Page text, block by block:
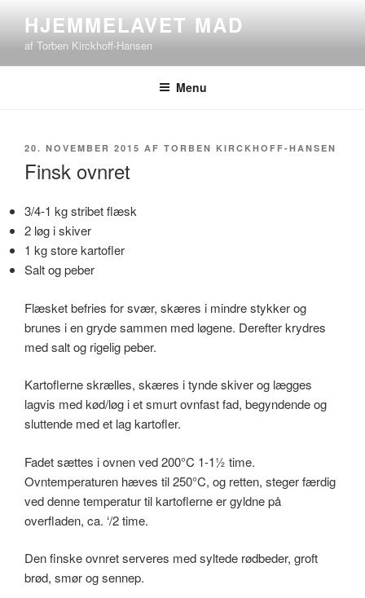
indhold
HJEMMELAVET MAD
af Torben Kirckhoff-Hansen
Menu
UDGIVET
20. NOVEMBER 2015 AF TORBEN KIRCKHOFF-HANSEN
Finsk ovnret
3/4-1 kg stribet flæsk
2 løg i skiver
1 kg store kartofler
Salt og peber
Flæsket befries for svær, skæres i mindre stykker og
brunes i en gryde sammen med løgene. Derefter krydres
med salt og rigelig peber.
Kartoflerne skrælles, skæres i tynde skiver og lægges
lagvis med kød/løg i et smurt ovnfast fad, begyndende og
sluttende med et lag kartofler.
Fadet sættes i ovnen ved 200°C 1-1½ time.
Ovntemperaturen hæves til 250°C, og retten, steger færdig
ved denne temperatur til kartoflerne er gyldne på
overfladen, ca. ‘/2 time.
Den finske ovnret serveres med syltede rødbeder, groft
brød, smør og sennep.